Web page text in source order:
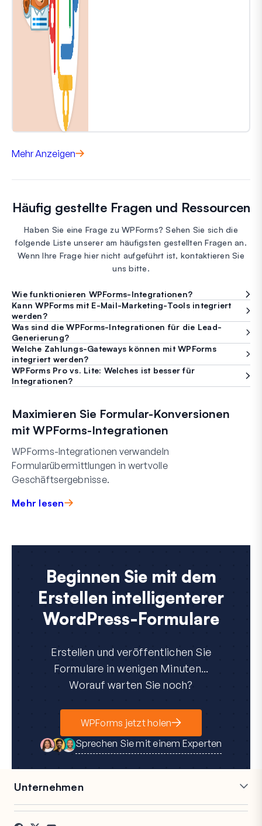
Mehr Anzeigen
Häufig gestellte Fragen und Ressourcen
Haben Sie eine Frage zu WPForms? Sehen Sie sich die
folgende Liste unserer am häufigsten gestellten Fragen an.
Wenn Ihre Frage hier nicht aufgeführt ist, kontaktieren Sie
uns bitte.
Wie funktionieren WPForms-Integrationen?
Kann WPForms mit E-Mail-Marketing-Tools integriert
werden?
Was sind die WPForms-Integrationen für die Lead-
Generierung?
Welche Zahlungs-Gateways können mit WPForms
integriert werden?
WPForms Pro vs. Lite: Welches ist besser für
Integrationen?
Maximieren Sie Formular-Konversionen
mit WPForms-Integrationen
WPForms-Integrationen verwandeln
Formularübermittlungen in wertvolle
Geschäftsergebnisse.
Mehr lesen
Beginnen Sie mit dem
Erstellen intelligenterer
WordPress-Formulare
Erstellen und veröffentlichen Sie
Formulare in wenigen Minuten...
Worauf warten Sie noch?
WPForms jetzt holen
Sprechen Sie mit einem Experten
Unternehmen
Karriere
Partner